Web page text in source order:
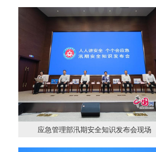
应急管理部汛期安全知识发布会现场